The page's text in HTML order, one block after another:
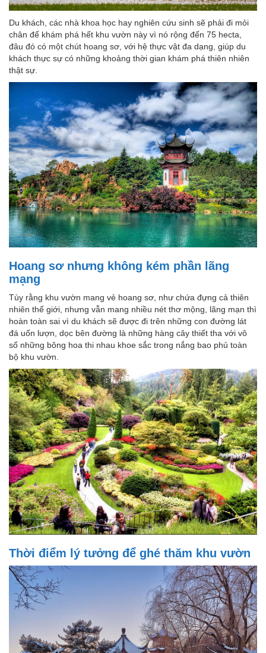
Du khách, các nhà khoa học hay nghiên cứu sinh sẽ phải đi mỏi
chân để khám phá hết khu vườn này vì nó rộng đến 75 hecta,
đâu đó có một chút hoang sơ, với hệ thực vật đa dạng, giúp du
khách thực sự có những khoảng thời gian khám phá thiên nhiên
thật sự.
Hoang sơ nhưng không kém phần lãng
mạng
Tùy rằng khu vườn mang vẻ hoang sơ, như chứa đựng cả thiên
nhiên thế giới, nhưng vẫn mang nhiều nét thơ mộng, lãng mạn thì
hoàn toàn sai vì du khách sẽ được đi trên những con đường lát
đá uốn lượn, dọc bên đường là những hàng cây thiết tha với vô
số những bông hoa thi nhau khoe sắc trong nắng bao phủ toàn
bộ khu vườn.
Thời điểm lý tưởng để ghé thăm khu vườn